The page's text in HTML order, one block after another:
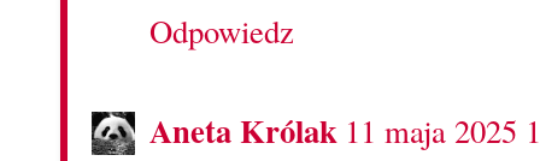
Odpowiedz
Aneta Królak 11 maja 2025